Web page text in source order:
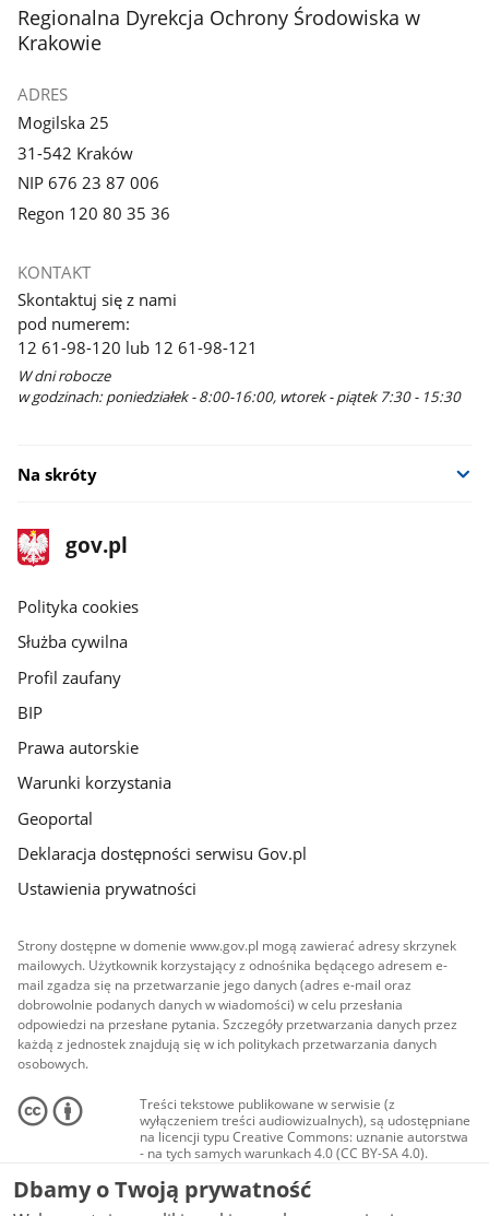
stopka
Regionalna Dyrekcja Ochrony Środowiska w
Krakowie
ADRES
Mogilska 25
31-542 Kraków
NIP 676 23 87 006
Regon 120 80 35 36
KONTAKT
Skontaktuj się z nami
pod numerem:
12 61-98-120 lub 12 61-98-121
W dni robocze
w godzinach: poniedziałek - 8:00-16:00, wtorek - piątek 7:30 - 15:30
Na skróty
stopka
gov.pl
Strona
gov.pl
gov.pl
Polityka cookies
Służba cywilna
Profil zaufany
BIP
Prawa autorskie
Warunki korzystania
Geoportal
Deklaracja dostępności serwisu Gov.pl
Ustawienia prywatności
Strony dostępne w domenie www.gov.pl mogą zawierać adresy skrzynek
mailowych. Użytkownik korzystający z odnośnika będącego adresem e-
mail zgadza się na przetwarzanie jego danych (adres e-mail oraz
dobrowolnie podanych danych w wiadomości) w celu przesłania
odpowiedzi na przesłane pytania. Szczegóły przetwarzania danych przez
każdą z jednostek znajdują się w ich politykach przetwarzania danych
osobowych.
Treści tekstowe publikowane w serwisie (z
wyłączeniem treści audiowizualnych), są udostępniane
na licencji typu Creative Commons: uznanie autorstwa
- na tych samych warunkach 4.0 (CC BY-SA 4.0).
Materiały audiowizualne, w tym zdjęcia, materiały
audio i wideo, są udostępniane na licencji typu
Creative Commons: uznanie autorstwa użycie
Dbamy o Twoją prywatność